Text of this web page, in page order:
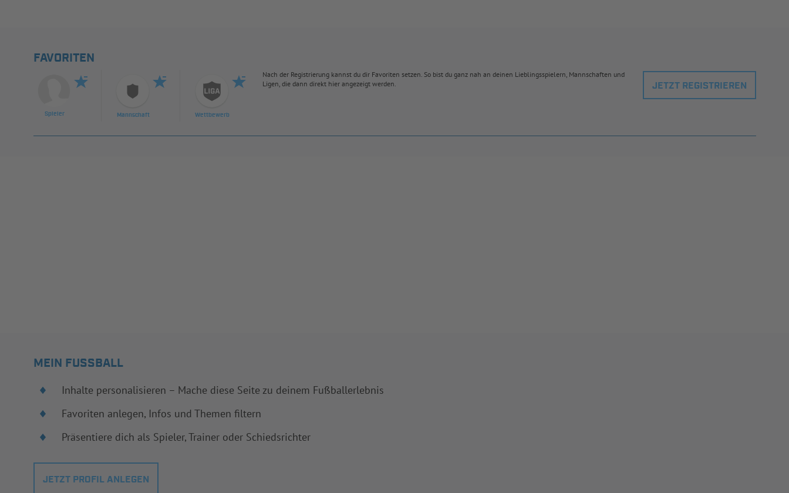
FAVORITEN
Spieler Mannschaft Wettbewerb
Nach der Registrierung kannst du dir Favoriten setzen. So bist du ganz nah an deinen Lieblingsspielern, Mannschaften und
Ligen, die dann direkt hier angezeigt werden.
JETZT REGISTRIEREN
MEIN FUSSBALL
Inhalte personalisieren – Mache diese Seite zu deinem Fußballerlebnis
Favoriten anlegen, Infos und Themen filtern
Präsentiere dich als Spieler, Trainer oder Schiedsrichter
JETZT PROFIL ANLEGEN